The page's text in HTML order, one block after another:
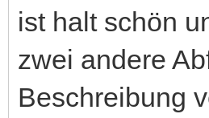
ist halt schön
zwei andere
Beschreibung